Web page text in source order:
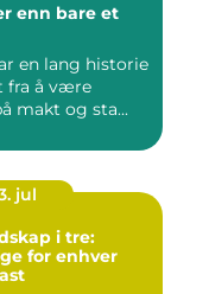
enn bare et
en lang historie
fra å være
makt og sta...
jul
i tre:
for enhver